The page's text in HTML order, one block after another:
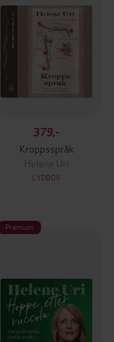
379,-
Kroppsspråk
Helene Uri
LYDBOK
Premium